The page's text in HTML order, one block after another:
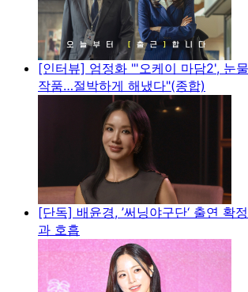
[인터뷰] 엄정화 "'오케이 마담2', 눈
작품…절박하게 해냈다"(종합)
[단독] 배윤경, ’써닝야구단‘ 출연 확
과 호흡